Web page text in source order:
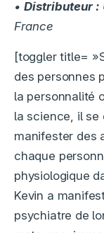
• Distributeur :
France
[toggler title=
des personnes
la personnalité
la science, il se
manifester des
chaque
physiologique
Kevin a
psychiatre de